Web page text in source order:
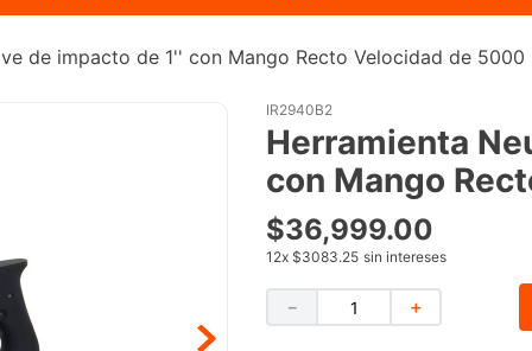
de impacto de 1'' con Mango Recto Velocidad de 5000
IR2940B2
Herramienta
con Mango
$36,999.00
12x $3083.25 sin intereses
＋
－